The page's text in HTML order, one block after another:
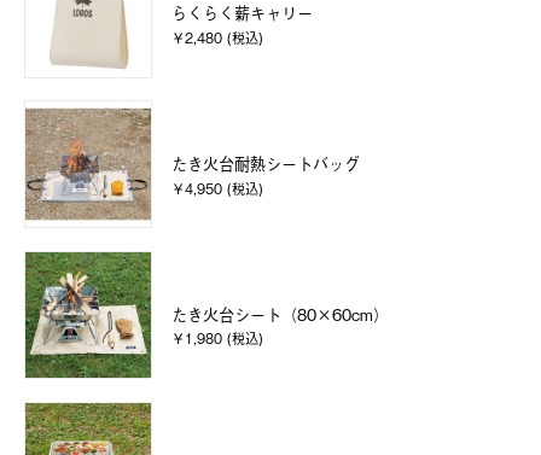
らくらく薪キャリー
￥2,480 (税込)
たき火台耐熱シートバッグ
￥4,950 (税込)
たき火台シート（80×60cm）
￥1,980 (税込)